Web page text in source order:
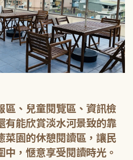
區、兒童閱覽區、資訊檢
有能欣賞淡水河景致的靠
菜園的休憩閱讀區，讓民
中，愜意享受閱讀時光。